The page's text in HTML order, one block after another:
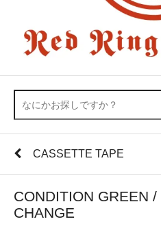
CASSETTE TAPE
CONDITION GREEN
CHANGE